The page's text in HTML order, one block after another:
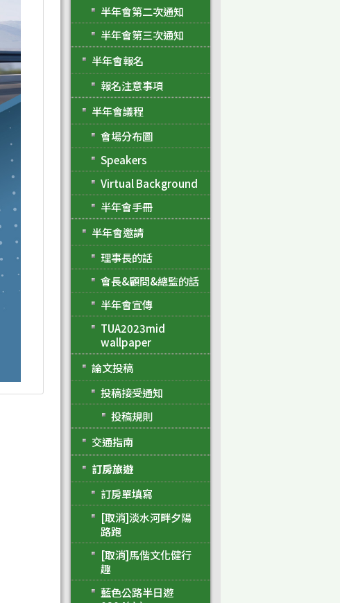
半年會第二次通知
半年會第三次通知
半年會報名
報名注意事項
半年會議程
會場分布圖
Speakers
Virtual Background
半年會手冊
半年會邀請
理事長的話
會長&顧問&總監的話
半年會宣傳
TUA2023mid
wallpaper
論文投稿
投稿接受通知
投稿規則
交通指南
訂房旅遊
訂房單填寫
[取消]淡水河畔夕陽
路跑
[取消]馬偕文化健行
趣
藍色公路半日遊